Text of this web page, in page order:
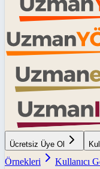
Ücretsiz Üye Ol
Örnekleri
Kullanıcı